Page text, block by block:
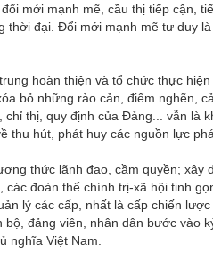
mới mạnh mẽ, cầu thị tiếp cận,
thời đại. Đổi mới mạnh mẽ tư duy
hoàn thiện và tổ chức thực
bỏ những rào cản, điểm nghẽn,
thị, quy định của Đảng... vẫn là
thu hút, phát huy các nguồn lực
thức lãnh đạo, cầm quyền; xây
đoàn thể chính trị-xã hội tinh
lý các cấp, nhất là cấp chiến
đảng viên, nhân dân bước vào
nghĩa Việt Nam.